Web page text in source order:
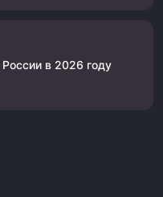
в 2026 году